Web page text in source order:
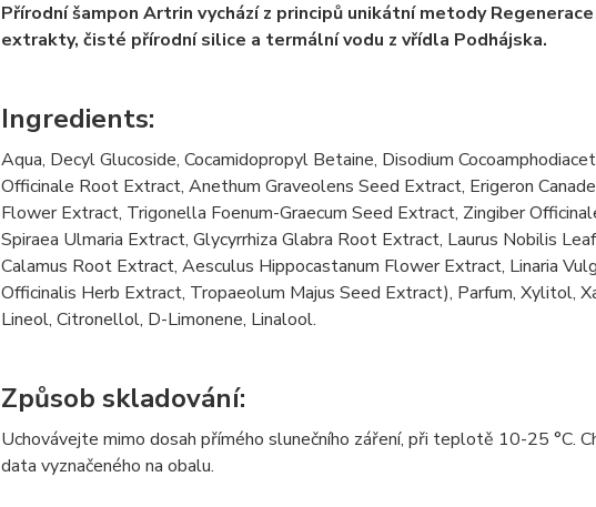
Přírodní šampon Artrin vychází z principů unikátní metody
extrakty, čisté přírodní silice a termální vodu z vřídla Podhájska.
Ingredients:
Aqua, Decyl Glucoside, Cocamidopropyl Betaine, Disodium
Officinale Root Extract, Anethum Graveolens Seed Extract, Erigeron
Flower Extract, Trigonella Foenum-Graecum Seed Extract, Zingiber
Spiraea Ulmaria Extract, Glycyrrhiza Glabra Root Extract, Laurus Nobilis
Calamus Root Extract, Aesculus Hippocastanum Flower Extract, Linaria
Officinalis Herb Extract, Tropaeolum Majus Seed Extract), Parfum, Xylitol,
Lineol, Citronellol, D-Limonene, Linalool.
Způsob skladování:
Uchovávejte mimo dosah přímého slunečního záření, při teplotě 10-25 °C.
data vyznačeného na obalu.